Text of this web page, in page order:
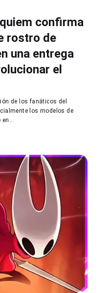
confirma
rostro de
una entrega
el
de los fanáticos del
los modelos de
en...